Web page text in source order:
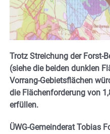
Trotz Streichung der Forst-
(siehe die beiden dunklen
Vorrang-Gebietsflächen
die Flächenforderung von
erfüllen.
ÜWG-Gemeinderat Tobias